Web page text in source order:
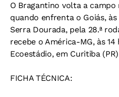
O Bragantino volta a
quando enfrenta o Goiás, às
Serra Dourada, pela 28.ª
recebe o América-MG, às
Ecoestádio, em Curitiba
FICHA TÉCNICA: